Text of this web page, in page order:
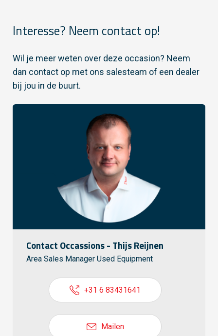
Interesse? Neem contact op!
Wil je meer weten over deze occasion? Neem
dan contact op met ons salesteam of een dealer
bij jou in de buurt.
Contact Occassions - Thijs Reijnen
Area Sales Manager Used Equipment
+31 6 83431641
Mailen